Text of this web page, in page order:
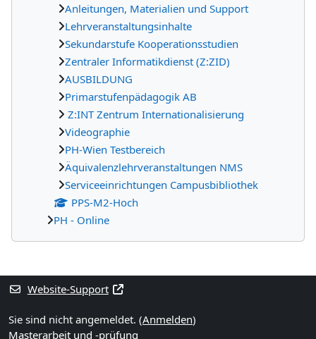
Anleitungen, Materialien und Support
Lehrveranstaltungsinhalte
Sekundarstufe Kooperationsstudien
Zentraler Informatikdienst (Z:ZID)
AUSBILDUNG
Primarstufenpädagogik AB
Z:INT Zentrum Internationalisierung
Videographie
PH-Wien Testbereich
Äquivalenzlehrveranstaltungen NMS
Serviceeinrichtungen Campusbibliothek
PPS-M2-Hoch
PH - Online
Ergänzungsblöcke
Website-Support
Sie sind nicht angemeldet. (Anmelden)
Masterarbeit und -prüfung